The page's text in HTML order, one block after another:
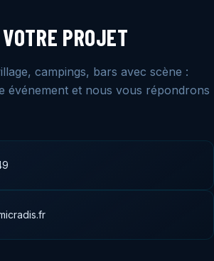
PROJET
campings, bars avec scène :
événement et nous vous répondrons